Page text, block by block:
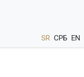
SR СРБ EN